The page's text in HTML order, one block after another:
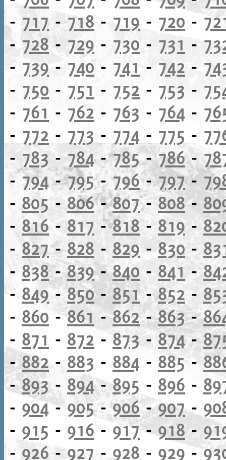
- 717 -718 - 719 - 720 -
-728- 729 - 730 - 731 -
- 739 - 740 - 741 - 742 -
- 750 - 751 - 752 - 753 -
- 761 - 762 - 763 - 764 -
- 772 - 773 - 774 - 775 -
- 783 - 784-785-786-
-794-795-796-797-
- 805 - 806-807- 808-
- 816 - 817 -818-819 -
- 827-828 - 829-830 -
- 838-839-840 - 841 -
- 849 -850-851-852-
- 860 -861 -862-863-
- 871 - 872 - 873-874-
- 882- 883 - 884 - 885-
-893- 894-895 - 896 -
- 904-905-906-907-
- 915 - 916 - 917-918-
- 926-927 - 928 - 929-